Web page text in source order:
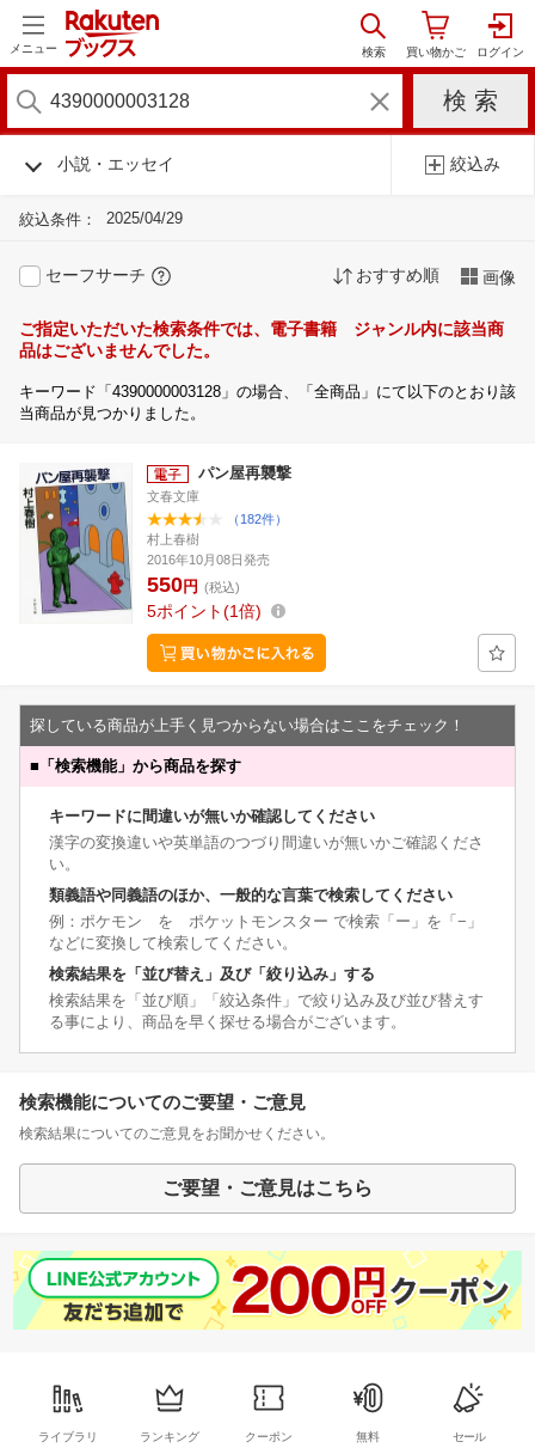
メニュー
小説・エッセイ 絞込み
絞込条件： 2025/04/29
セーフサーチ おすすめ順 画像
ご指定いただいた検索条件では、電子書籍 ジャンル内に該当商
品はございませんでした。
キーワード「4390000003128」の場合、「全商品」にて以下のとおり該
当商品が見つかりました。
パン屋再襲撃
文春文庫
（182件）
村上春樹
2016年10月08日発売
550円 (税込)
5ポイント 1倍
探している商品が上手く見つからない場合はここをチェック！
■ 「検索機能」から商品を探す
キーワードに間違いが無いか確認してください
漢字の変換違いや英単語のつづり間違いが無いかご確認くださ
い。
類義語や同義語のほか、一般的な言葉で検索してください
例：ポケモン を ポケットモンスター で検索「ー」を「−」
などに変換して検索してください。
検索結果を「並び替え」及び「絞り込み」する
検索結果を「並び順」「絞込条件」で絞り込み及び並び替えす
る事により、商品を早く探せる場合がございます。
検索機能についてのご要望・ご意見
検索結果についてのご意見をお聞かせください。
ご要望・ご意見はこちら
ライブラリ ランキング クーポン 無料 セール